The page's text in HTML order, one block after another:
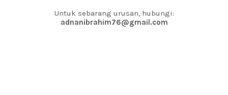
Untuk sebarang urusan, hubungi:
adnanibrahim76@gmail.com